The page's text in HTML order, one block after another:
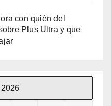
con quién del
Plus Ultra y que